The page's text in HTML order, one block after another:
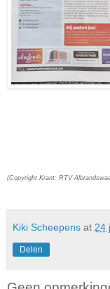
(Copyright Krant: RTV
Kiki Scheepens at 24
Delen